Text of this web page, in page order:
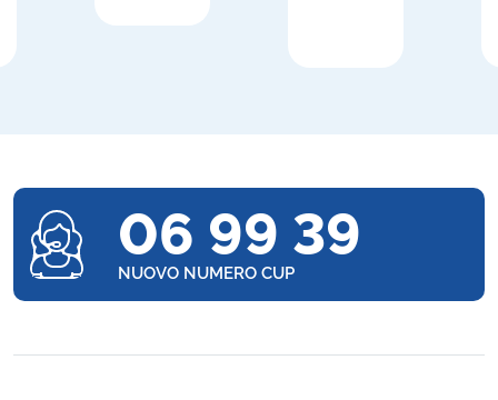
06 99 39
NUOVO NUMERO CUP